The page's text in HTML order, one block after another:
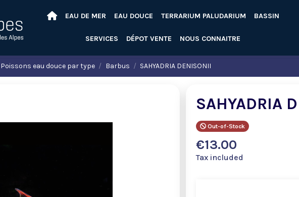
EAU DE MER EAU DOUCE TERRARIUM PALUDARIUM BASSIN
SERVICES DÉPOT VENTE NOUS CONNAITRE
Poissons eau douce par type Barbus SAHYADRIA DENISONII
SAHYADRIA
Out-of-Stock
€13.00
Tax included